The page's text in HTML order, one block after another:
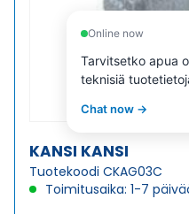
KANSI KANSI
Tuotekoodi CKAG03C
Toimitusaika: 1-7
Online now
Tarvitsetko apua
teknisiä
Chat now →